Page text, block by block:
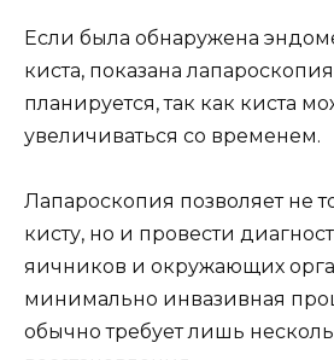
Если была обнаружена
киста, показана
планируется, так как киста
увеличиваться со временем.
Лапароскопия позволяет не
кисту, но и провести
яичников и окружающих
минимально инвазивная
обычно требует лишь